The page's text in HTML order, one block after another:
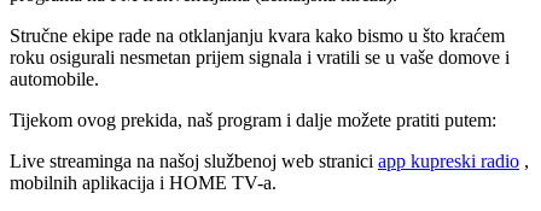
Stručne ekipe rade na otklanjanju kvara kako bismo u što kraćem
roku osigurali nesmetan prijem signala i vratili se u vaše domove i
automobile.
Tijekom ovog prekida, naš program i dalje možete pratiti putem:
Live streaminga na našoj službenoj web stranici app kupreski radio ,
mobilnih aplikacija i HOME TV-a.